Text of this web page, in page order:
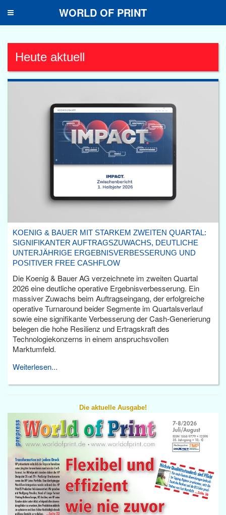
Toggle
WORLD OF PRINT
Heute aktuell
KOENIG & BAUER MIT STARKEM ZWEITEN QUARTAL:
SIGNIFIKANTER AUFTRAGSZUWACHS, DEUTLICHE
UNTERJÄHRIGE ERGEBNISVERBESSERUNG UND
POSITIVER FREE CASHFLOW
Die Koenig & Bauer AG verzeichnete im zweiten Quartal
2026 eine deutliche operative Ergebnisverbesserung. Ein
massiver Zuwachs beim Auftragseingang, der erfolgreiche
operative Turnaround beider Segmente im Quartalsverlauf
sowie eine signifikante Verbesserung der Cash-Generierung
belegen die hohe Resilienz und Ertragskraft des
Technologiekonzerns in einem anspruchsvollen
Marktumfeld.
Weiterlesen...
Die aktuelle Ausgabe!